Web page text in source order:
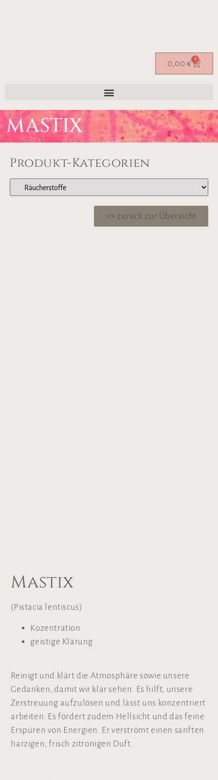
0,00 € 0
MASTIX
Produkt-Kategorien
>> zurück zur Übersicht
Mastix
(Pistacia lentiscus)
Kozentration
geistige Klärung
Reinigt und klärt die Atmosphäre sowie unsere
Gedanken, damit wir klar sehen. Es hilft, unsere
Zerstreuung aufzulösen und lässt uns konzentriert
arbeiten. Es fördert zudem Hellsicht und das feine
Erspüren von Energien. Er verströmt einen sanften
harzigen, frisch zitronigen Duft.